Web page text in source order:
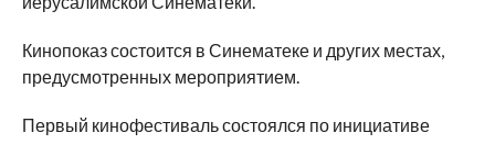
Кинопоказ состоится в Синематеке и других местах,
предусмотренных мероприятием.
Первый кинофестиваль состоялся по инициативе